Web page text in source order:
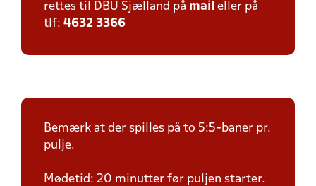
rettes til DBU Sjælland på mail eller på
tlf: 4632 3366
Bemærk at der spilles på to 5:5-baner pr.
pulje.
Mødetid: 20 minutter før puljen starter.